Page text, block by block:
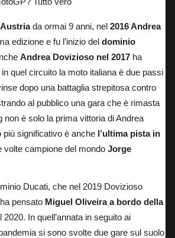
Austriada ormai 9 anni, nel 2016 Andrea
edizione e fu l’inizio del dominio
Andrea Dovizioso nel 2017 ha
quel circuito la moto italiana è due passi
dopo una battaglia strepitosa contro
al pubblico una gara che è rimasta
non è solo la prima vittoria di Andrea
più significativo è anche l’ultima pista in
volte campione del mondo Jorge
Ducati, che nel 2019 Dovizioso
pensato Miguel Oliveira a bordo della
2020. In quell’annata in seguito ai
si sono svolte due gare sul suolo